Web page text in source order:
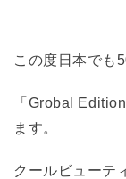
この度日本でも
「Grobal
ます。
クールビューテ